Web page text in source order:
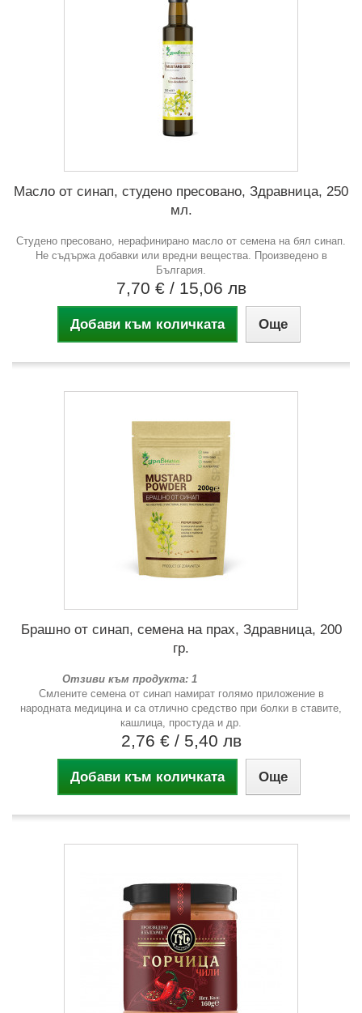
Масло от синап, студено пресовано, Здравница, 250
мл.
Студено пресовано, нерафинирано масло от семена на бял синап.
Не съдържа добавки или вредни вещества. Произведено в
България.
7,70 € / 15,06 лв
Добави към количката Още
Брашно от синап, семена на прах, Здравница, 200
гр.
Отзиви към продукта: 1
Смлените семена от синап намират голямо приложение в
народната медицина и са отлично средство при болки в ставите,
кашлица, простуда и др.
2,76 € / 5,40 лв
Добави към количката Още